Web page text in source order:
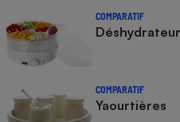
COMPARATIF
COMPARATIF
Yaourtières